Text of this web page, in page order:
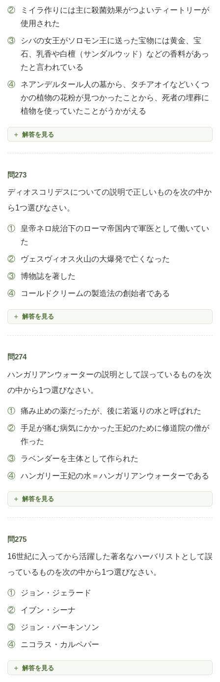
ミイラ作りには主に殺菌効果がつよいティートリーが
使用された
シバの女王がソロモン王に送った宝物には黄金、宝
石、乳香や白檀（サンダルウッド）などの香料があっ
たと言われている
ネアンデルタール人の墓から、タチアオイなどいくつ
かの植物の花粉が見つかったことから、死者の埋葬に
植物を使っていたことがうかがえる
解答を見る
問273
ディオスコリデスについての説明で正しいものを次の中か
ら1つ選びなさい。
皇帝ネロ統治下のローマ帝国内で軍医として働いてい
た
ヴェスヴィオス火山の大爆発で亡くなった
博物誌を著した
コールドクリームの製造法の創始者である
解答を見る
問274
ハンガリアンウォーターの説明として誤っているものを次
の中から1つ選びなさい。
痛み止めの薬だったが、後に若返りの水と呼ばれた
手足が痛む病気にかかった王妃のために修道院の僧が
作った
ラベンダーを主体として作られた
ハンガリー王妃の水＝ハンガリアンウォーターである
解答を見る
問275
16世紀に入ってから活躍した著名なハーバリストとして誤
っているものを次の中から1つ選びなさい。
ジョン・ジェラード
イブン・シーナ
ジョン・パーキンソン
ニコラス・カルペパー
解答を見る